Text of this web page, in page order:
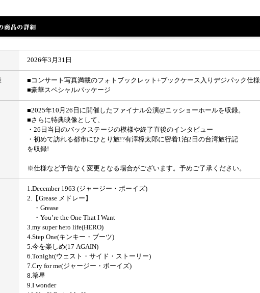
2026年3月31日
■コンサート写真満載のフォトブックレット+ブックケース入りデジパック仕様
■豪華スペシャルパッケージ
■2025年10月26日に開催したファイナル公演@ニッショーホールを収録。
■さらに特典映像として、
・26日当日のバックステージの模様や終了直後のインタビュー
・初めて訪れる都市にひとり旅!?有澤樟太郎に密着1泊2日の台湾旅行記
を収録!
※仕様など予告なく変更となる場合がございます。予めご了承ください。
1.December 1963 (ジャージー・ボーイズ)
2.【Grease メドレー】
・Grease
・You’re the One That I Want
3.my super hero life(HERO)
4.Step One(キンキー・ブーツ)
5.今を楽しめ(17 AGAIN)
6.Tonight(ウェスト・サイド・ストーリー)
7.Cry for me(ジャージー・ボーイズ)
8.箒星
9.I wonder